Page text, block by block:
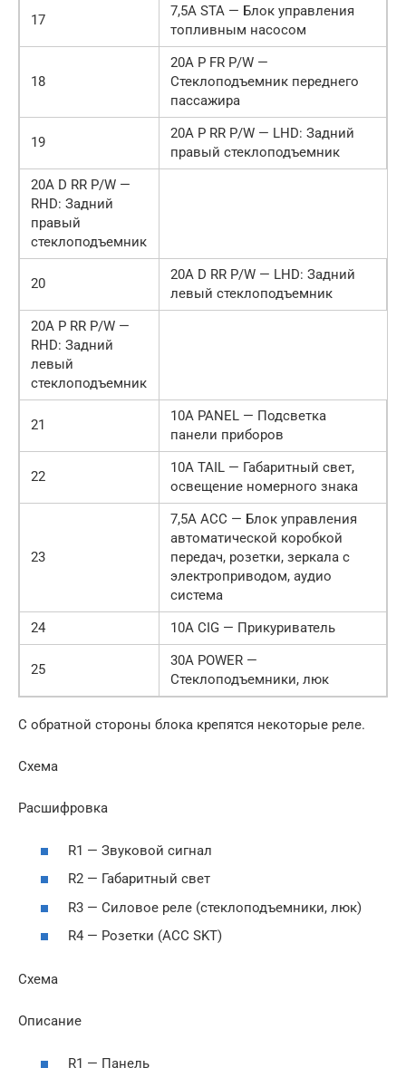
17
7,5A STA — Блок управления
топливным насосом
18
20A P FR P/W —
Стеклоподъемник переднего
пассажира
19
20A P RR P/W — LHD: Задний
правый стеклоподъемник
20A D RR P/W —
RHD: Задний
правый
стеклоподъемник
20
20A D RR P/W — LHD: Задний
левый стеклоподъемник
20A P RR P/W —
RHD: Задний
левый
стеклоподъемник
21
10A PANEL — Подсветка
панели приборов
22
10A TAIL — Габаритный свет,
освещение номерного знака
23
7,5A ACC — Блок управления
автоматической коробкой
передач, розетки, зеркала с
электроприводом, аудио
система
24
10A CIG — Прикуриватель
25
30A POWER —
Стеклоподъемники, люк
С обратной стороны блока крепятся некоторые реле.
Схема
Расшифровка
R1 — Звуковой сигнал
R2 — Габаритный свет
R3 — Силовое реле (стеклоподъемники, люк)
R4 — Розетки (ACC SKT)
Схема
Описание
R1 — Панель